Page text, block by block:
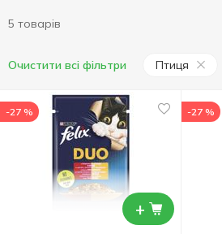
5 товарів
Очистити всі фільтри Птиця
+
-27 % -27 %